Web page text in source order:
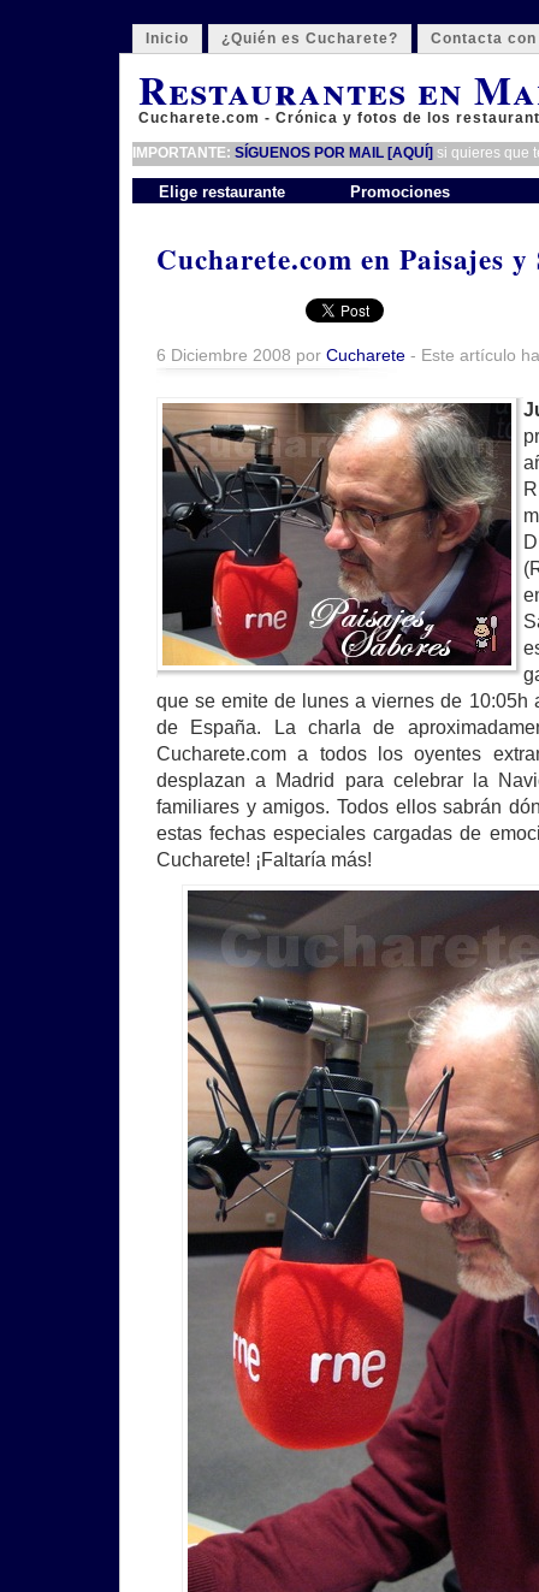
Inicio ¿Quién es Cucharete? Contacta
Restaurantes en
Cucharete.com - Crónica y fotos de los
IMPORTANTE: SÍGUENOS POR MAIL [AQUÍ] si quieres que
Elige restaurante Promociones
Cucharete.com en Paisajes
6 Diciembre 2008 por Cucharete - Este artículo
que se emite de lunes a viernes de 10:05h
de España. La charla de
Cucharete.com a todos los oyentes
desplazan a Madrid para celebrar la
familiares y amigos. Todos ellos sabrán
estas fechas especiales cargadas de
Cucharete! ¡Faltaría más!